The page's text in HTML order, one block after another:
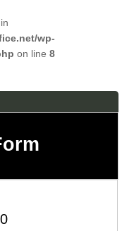
wp-
on line8